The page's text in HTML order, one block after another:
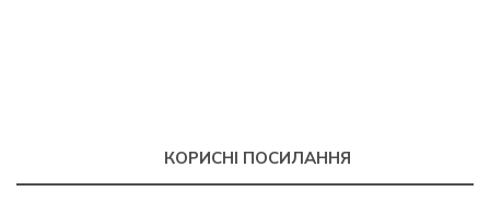
КОРИСНІ ПОСИЛАННЯ